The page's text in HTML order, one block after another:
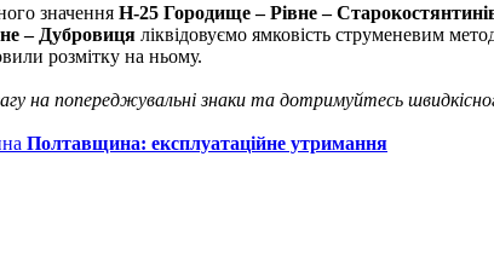
значення Н-25 Городище – Рівне –
– Дубровиця ліквідовуємо ямковість струменевим
розмітку на ньому.
на попереджувальні знаки та дотримуйтесь
Полтавщина: експлуатаційне утримання